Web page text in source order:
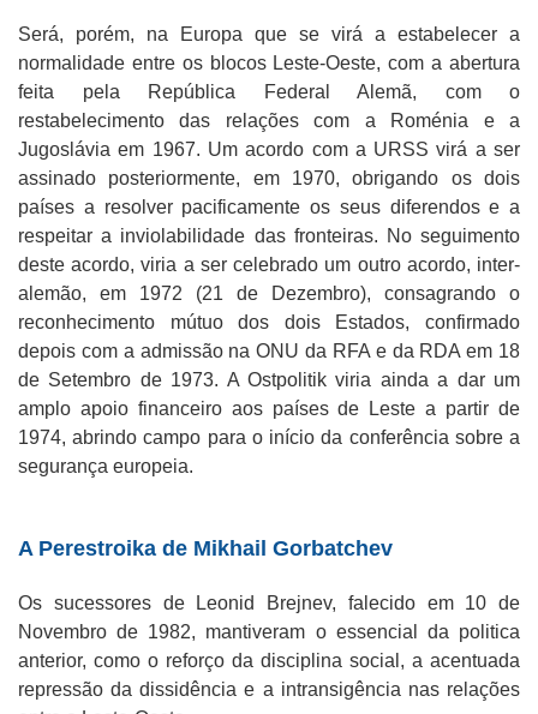
Será, porém, na Europa que se virá a estabelecer a
normalidade entre os blocos Leste-Oeste, com a abertura
feita pela República Federal Alemã, com o
restabelecimento das relações com a Roménia e a
Jugoslávia em 1967. Um acordo com a URSS virá a ser
assinado posteriormente, em 1970, obrigando os dois
países a resolver pacificamente os seus diferendos e a
respeitar a inviolabilidade das fronteiras. No seguimento
deste acordo, viria a ser celebrado um outro acordo, inter-
alemão, em 1972 (21 de Dezembro), consagrando o
reconhecimento mútuo dos dois Estados, confirmado
depois com a admissão na ONU da RFA e da RDA em 18
de Setembro de 1973. A Ostpolitik viria ainda a dar um
amplo apoio financeiro aos países de Leste a partir de
1974, abrindo campo para o início da conferência sobre a
segurança europeia.
A Perestroika de Mikhail Gorbatchev
Os sucessores de Leonid Brejnev, falecido em 10 de
Novembro de 1982, mantiveram o essencial da politica
anterior, como o reforço da disciplina social, a acentuada
repressão da dissidência e a intransigência nas relações